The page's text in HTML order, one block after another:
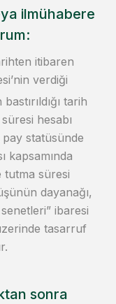
ilmühabere
itibaren
verdiği
tarih
hesabı
pay statüsünde
kapsamında
tutma süresi
dayanağı,
ibaresi
tasarruf
sonra